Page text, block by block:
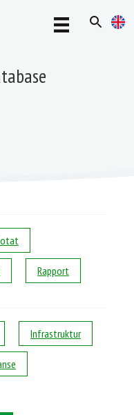
Rapport
Infrastruktur